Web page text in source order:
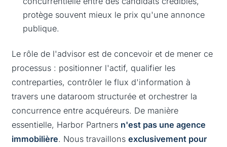
protège souvent mieux le prix qu'une annonce
publique.
Le rôle de l'advisor est de concevoir et de mener ce
processus : positionner l'actif, qualifier les
contreparties, contrôler le flux d'information à
travers une dataroom structurée et orchestrer la
concurrence entre acquéreurs. De manière
essentielle, Harbor Partners n'est pas une agence
immobilière. Nous travaillonsexclusivement pour